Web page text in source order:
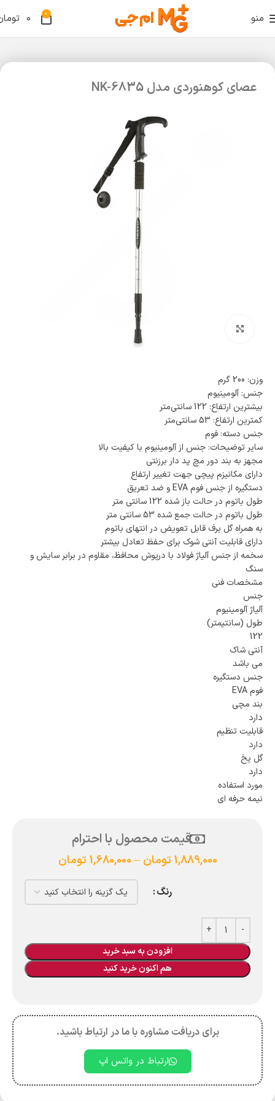
منو 0
0
عصای کوهنوردی مدل NK-6835
وزن: 200 گرم
جنس: آلومینیوم
بیشترین ارتفاع: 122 سانتی‌متر
کمترین ارتفاع: 53 سانتی‌متر
جنس دسته: فوم
سایر توضیحات: جنس از آلومینیوم با کیفیت بالا
مجهز به بند دور مچ پد دار برزنتی
دارای مکانیزم پیچی جهت تغییر ارتفاع
دستگیره از جنس فوم EVA و ضد تعریق
طول باتوم در حالت باز شده 122 سانتی متر
طول باتوم در حالت جمع شده 53 سانتی متر
به همراه گل برف قابل تعویض در انتهای باتوم
دارای قابلیت آنتی شوک برای حفظ تعادل بیشتر
سخمه از جنس آلیاژ فولاد با درپوش محافظ، مقاوم در برابر سایش و
سنگ
مشخصات فنی
جنس
آلیاژ آلومینیوم
طول (سانتیمتر)
122
آنتی شاک
می باشد
جنس دستگیره
فوم EVA
بند مچی
دارد
قابلیت تنظیم
دارد
گل یخ
دارد
مورد استفاده
نیمه حرفه ای
قیمت محصول با احترام
1,889,000 تومان –
1,680,000 تومان
رنگ
افزودن به سبد خرید
هم اکنون خرید کنید
برای دریافت مشاوره با ما در ارتباط باشید.
ارتباط در واتس اپ